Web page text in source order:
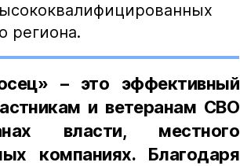
региона.
– это эффективный
и ветеранам СВО
власти, местного
компаниях. Благодаря